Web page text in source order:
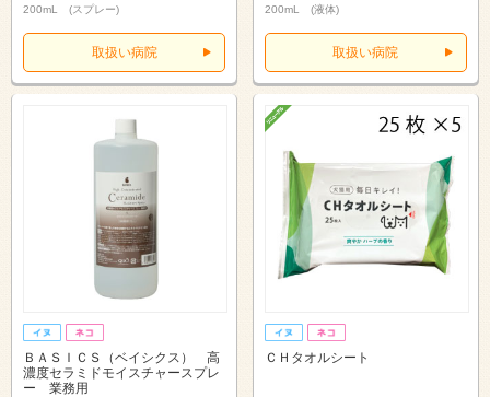
200mL (スプレー)
取扱い病院
200mL (液体)
取扱い病院
ＢＡＳＩＣＳ（ベイシクス） 高
濃度セラミドモイスチャースプレ
ー 業務用
ＣＨタオルシート